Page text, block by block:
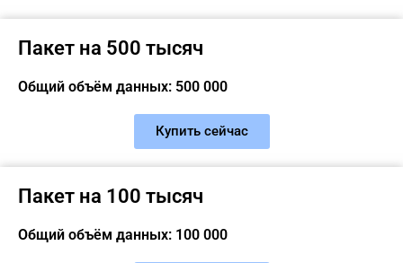
Пакет на 500 тысяч
Общий объём данных: 500 000
Купить сейчас
Пакет на 100 тысяч
Общий объём данных: 100 000